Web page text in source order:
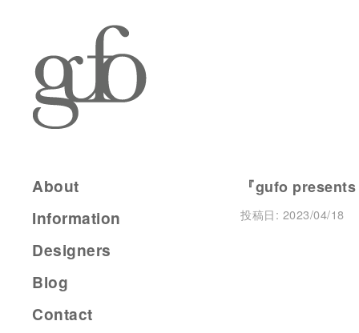
『gufo
投稿日: 2023/04/18
About
Information
Designers
Blog
Contact